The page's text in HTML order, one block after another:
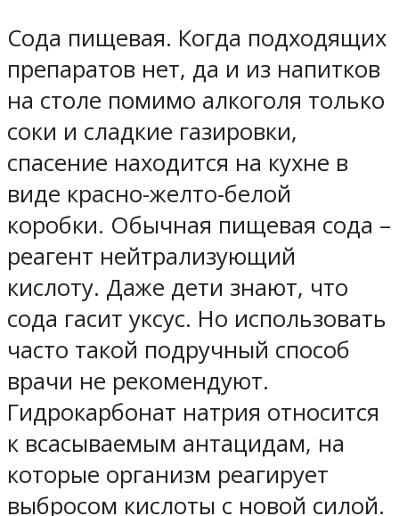
Сода пищевая. Когда подходящих
препаратов нет, да и из напитков
на столе помимо алкоголя только
соки и сладкие газировки,
спасение находится на кухне в
виде красно-желто-белой
коробки. Обычная пищевая сода –
реагент нейтрализующий
кислоту. Даже дети знают, что
сода гасит уксус. Но использовать
часто такой подручный способ
врачи не рекомендуют.
Гидрокарбонат натрия относится
к всасываемым антацидам, на
которые организм реагирует
выбросом кислоты с новой силой.